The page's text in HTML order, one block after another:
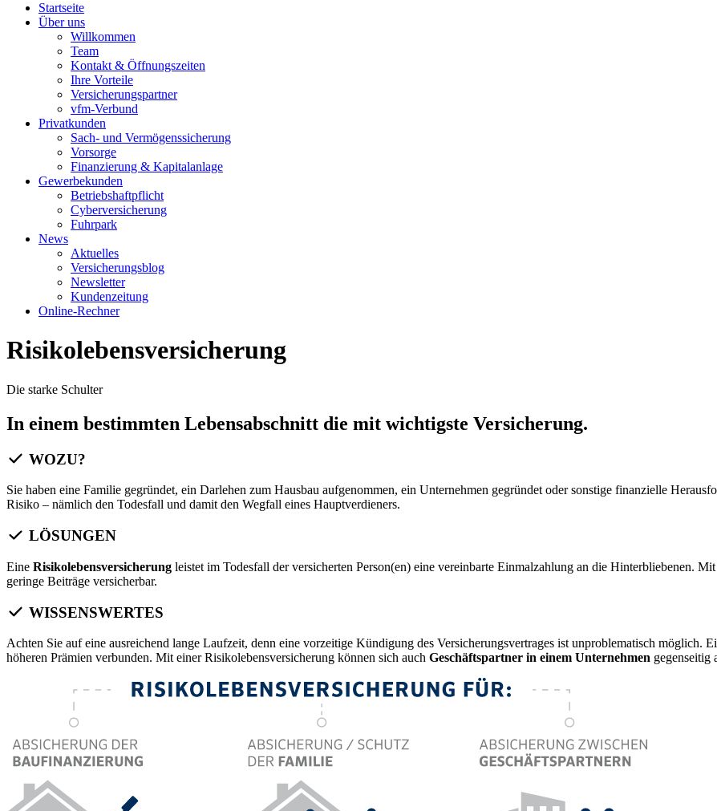
Startseite
Über uns
Willkommen
Team
Kontakt & Öffnungszeiten
Ihre Vorteile
Versicherungspartner
vfm-Verbund
Privatkunden
Sach- und Vermögenssicherung
Vorsorge
Finanzierung & Kapitalanlage
Gewerbekunden
Betriebshaftpflicht
Cyberversicherung
Fuhrpark
News
Aktuelles
Versicherungsblog
Newsletter
Kundenzeitung
Online-Rechner
Risikolebensversicherung
Die starke Schulter
In einem bestimmten Lebensabschnitt die mit wichtigste Versicherung.
WOZU?
Sie haben eine Familie gegründet, ein Darlehen zum Hausbau aufgenommen, ein Unternehmen gegründet oder sonstige finanzielle
Risiko – nämlich den Todesfall und damit den Wegfall eines Hauptverdieners.
LÖSUNGEN
Eine Risikolebensversicherung leistet im Todesfall der versicherten Person(en) eine vereinbarte Einmalzahlung an die Hinterbliebenen.
geringe Beiträge versicherbar.
WISSENSWERTES
Achten Sie auf eine ausreichend lange Laufzeit, denn eine vorzeitige Kündigung des Versicherungsvertrages ist unproblematisch möglich.
höheren Prämien verbunden. Mit einer Risikolebensversicherung können sich auch Geschäftspartner in einem Unternehmen gegenseitig